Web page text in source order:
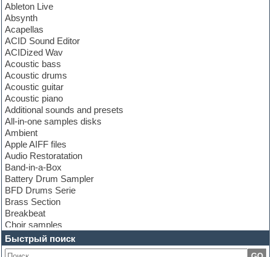
Ableton Live
Absynth
Acapellas
ACID Sound Editor
ACIDized Wav
Acoustic bass
Acoustic drums
Acoustic guitar
Acoustic piano
Additional sounds and presets
All-in-one samples disks
Ambient
Apple AIFF files
Audio Restoratation
Band-in-a-Box
Battery Drum Sampler
BFD Drums Serie
Brass Section
Breakbeat
Choir samples
Chris Hein Samples
Cinematic samples
Быстрый поиск